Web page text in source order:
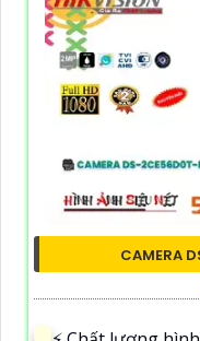
CAMERA